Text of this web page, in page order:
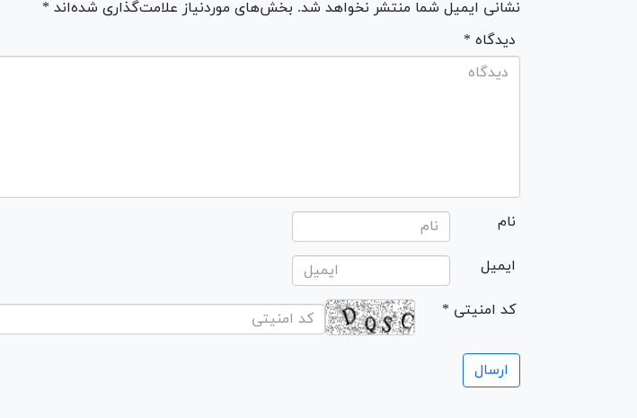
نشانی ایمیل شما منتشر نخواهد شد. بخش‌های موردنیاز علامت‌گذاری شده‌اند *
* دیدگاه
نام
ایمیل
* کد امنیتی